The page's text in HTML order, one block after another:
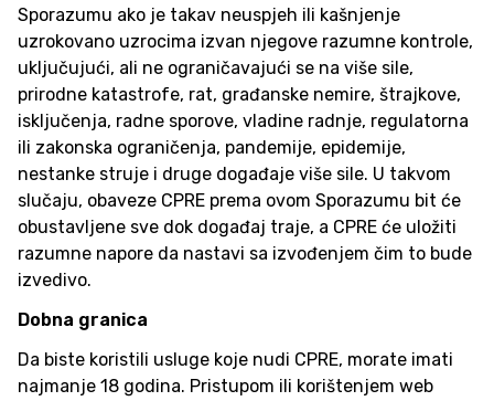
Sporazumu ako je takav neuspjeh ili kašnjenje
uzrokovano uzrocima izvan njegove razumne kontrole,
uključujući, ali ne ograničavajući se na više sile,
prirodne katastrofe, rat, građanske nemire, štrajkove,
isključenja, radne sporove, vladine radnje, regulatorna
ili zakonska ograničenja, pandemije, epidemije,
nestanke struje i druge događaje više sile. U takvom
slučaju, obaveze CPRE prema ovom Sporazumu bit će
obustavljene sve dok događaj traje, a CPRE će uložiti
razumne napore da nastavi sa izvođenjem čim to bude
izvedivo.
Dobna granica
Da biste koristili usluge koje nudi CPRE, morate imati
najmanje 18 godina. Pristupom ili korištenjem web